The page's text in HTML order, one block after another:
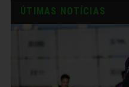
ÚTIMAS NOTÍCIAS